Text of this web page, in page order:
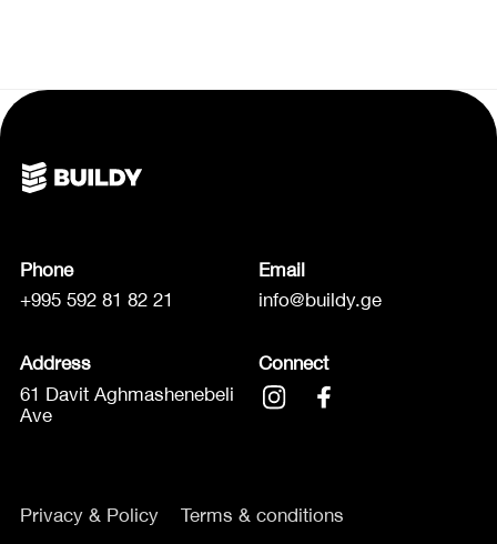
Phone
+995 592 81 82 21
Email
info@buildy.ge
Address
61 Davit Aghmashenebeli
Ave
Connect
Privacy & Policy Terms & conditions